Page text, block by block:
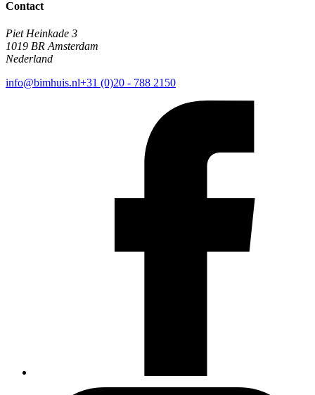
Contact
Piet Heinkade 3
1019 BR Amsterdam
Nederland
info@bimhuis.nl+31 (0)20 - 788 2150